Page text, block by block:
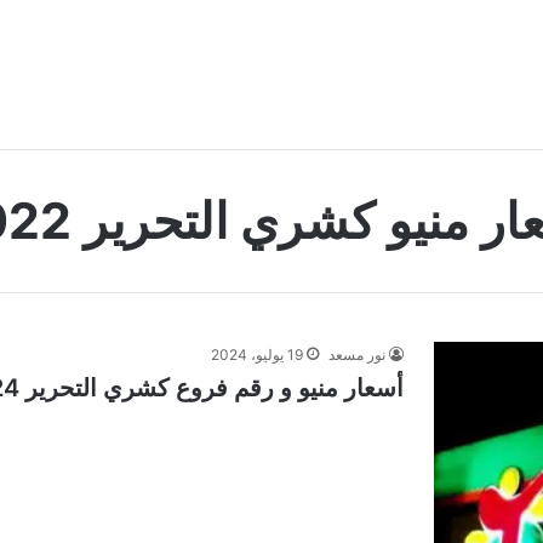
منيو كشري التحرير 2022
نور مسعد 19 يوليو، 2024
أسعار منيو و رقم فروع كشري التحرير 2024